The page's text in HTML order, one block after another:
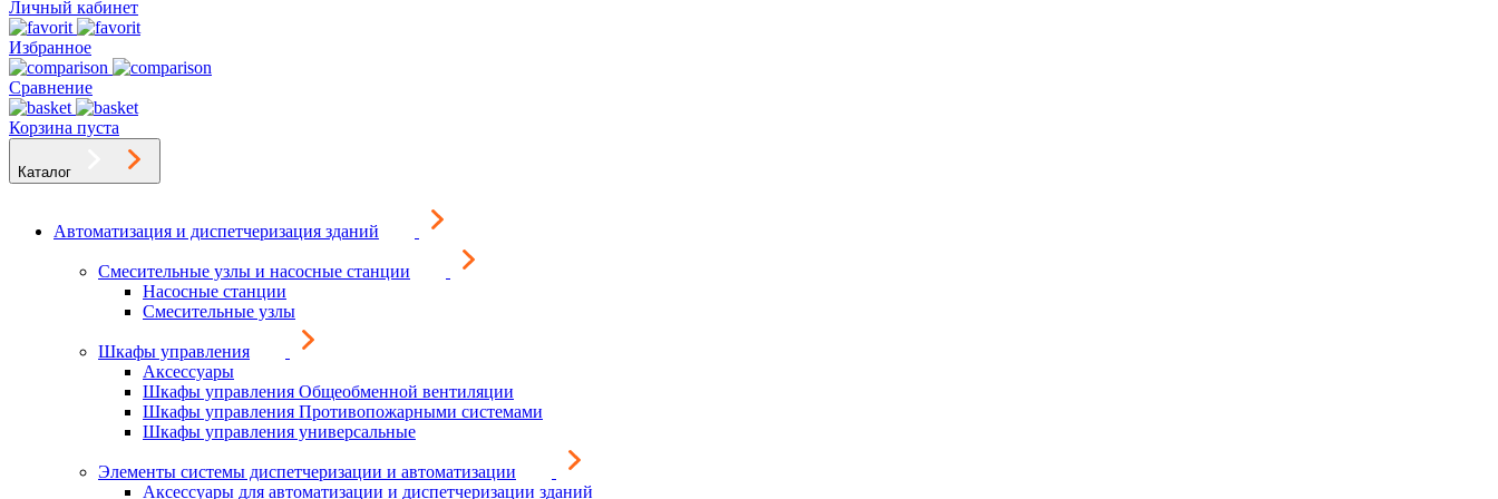
Личный кабинет
Избранное
Сравнение
Корзина пуста
Каталог
Автоматизация и диспетчеризация зданий
Смесительные узлы и насосные станции
Насосные станции
Смесительные узлы
Шкафы управления
Аксессуары
Шкафы управления Общеобменной вентиляции
Шкафы управления Противопожарными системами
Шкафы управления универсальные
Элементы системы диспетчеризации и автоматизации
Аксессуары для автоматизации и диспетчеризации зданий